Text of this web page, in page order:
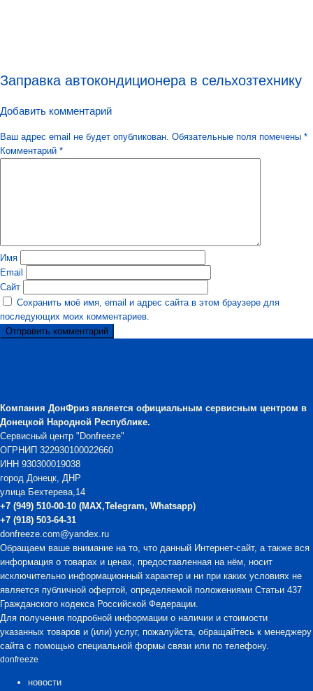
Заправка автокондиционера в сельхозтехнику
Добавить комментарий
Ваш адрес email не будет опубликован. Обязательные поля помечены *
Комментарий *
Имя
Email
Сайт
Сохранить моё имя, email и адрес сайта в этом браузере для
последующих моих комментариев.
Компания ДонФриз является официальным сервисным центром в
Донецкой Народной Республике.
Сервисный центр "Donfreeze"
ОГРНИП 322930100022660
ИНН 930300019038
город Донецк, ДНР
улица Бехтерева,14
+7 (949) 510-00-10 (MAX,Telegram, Whatsapp)
+7 (918) 503-64-31
donfreeze.com@yandex.ru
Обращаем ваше внимание на то, что данный Интернет-сайт, а также вся
информация о товарах и ценах, предоставленная на нём, носит
исключительно информационный характер и ни при каких условиях не
является публичной офертой, определяемой положениями Статьи 437
Гражданского кодекса Российской Федерации.
Для получения подробной информации о наличии и стоимости
указанных товаров и (или) услуг, пожалуйста, обращайтесь к менеджеру
сайта с помощью специальной формы связи или по телефону.
donfreeze
новости